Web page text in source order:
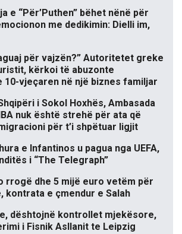
e “Për’Puthen” bëhet nënë për
me dedikimin: Dielli im,
për vajzën?” Autoritetet greke
kërkoi të abuzonte
10-vjeçaren në një biznes familjar
i Sokol Hoxhës, Ambasada
nuk është strehë për ata që
për t’i shpëtuar ligjit
e Infantinos u pagua nga UEFA,
i “The Telegraph”
rrogë dhe 5 mijë euro vetëm për
kontrata e çmendur e Salah
dështojnë kontrollet mjekësore,
i Fisnik Asllanit te Leipzig